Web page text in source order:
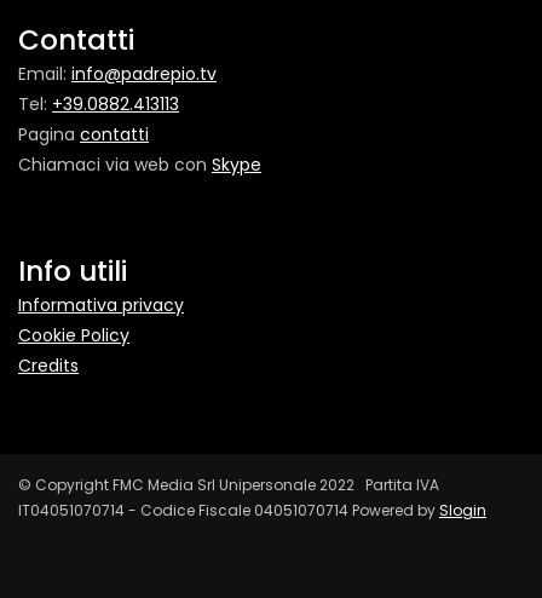
Contatti
Email: info@padrepio.tv
Tel: +39.0882.413113
Pagina contatti
Chiamaci via web con Skype
Info utili
Informativa privacy
Cookie Policy
Credits
© Copyright FMC Media Srl Unipersonale 2022 Partita IVA
IT04051070714 - Codice Fiscale 04051070714 Powered bySlogin